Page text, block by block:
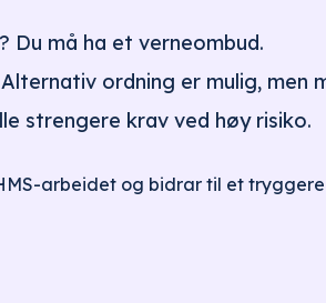
Du må ha et verneombud.
ordning er mulig, men
strengere krav ved høy risiko.
arbeidet og bidrar til et